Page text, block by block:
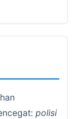
polisi